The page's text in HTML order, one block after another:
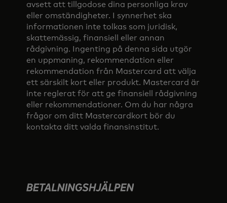
avsett att tillgodose dina personliga krav
eller omständigheter. I synnerhet ska
informationen inte tolkas som juridisk,
skattemässig, finansiell eller annan
rådgivning. Ingenting på denna sida utgör
en uppmaning, rekommendation eller
rekommendation från Mastercard att välja
ett särskilt kort eller produkt. Mastercard är
inte reglerat för att ge finansiell rådgivning
eller rekommendationer. Om du har några
frågor om ditt Mastercardkort bör du
kontakta ditt valda finansinstitut.